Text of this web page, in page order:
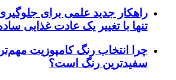
راهکار جدید علمی برای
تنها با تغییر یک عادت غذایی
چرا انتخاب رنگ کامپوزیت
سفیدترین رنگ است؟